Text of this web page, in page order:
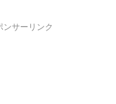
ンサーリンク